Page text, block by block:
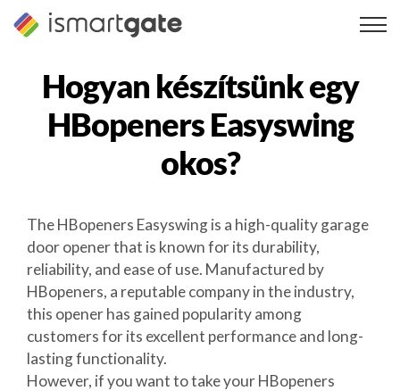
Ugrás
Hogyan készítsünk egy
HBopeners Easyswing
okos?
The HBopeners Easyswing is a high-quality garage
door opener that is known for its durability,
reliability, and ease of use. Manufactured by
HBopeners, a reputable company in the industry,
this opener has gained popularity among
customers for its excellent performance and long-
lasting functionality.
However, if you want to take your HBopeners